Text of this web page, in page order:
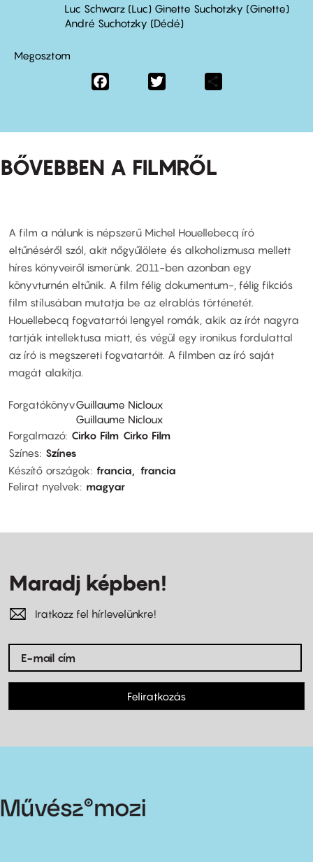
Luc Schwarz (Luc) Ginette Suchotzky (Ginette)
André Suchotzky (Dédé)
Megosztom
Facebook
BŐVEBBEN A FILMRŐL
A film a nálunk is népszerű Michel Houellebecq író
eltűnéséről szól, akit nőgyűlölete és alkoholizmusa mellett
híres könyveiről ismerünk. 2011-ben azonban egy
könyvturnén eltűnik. A film félig dokumentum-, félig fikciós
film stílusában mutatja be az elrablás történetét.
Houellebecq fogvatartói lengyel romák, akik az írót nagyra
tartják intellektusa miatt, és végül egy ironikus fordulattal
az író is megszereti fogvatartóit. A filmben az író saját
magát alakítja.
ForgatókönyvGuillaume Nicloux
Guillaume Nicloux
Forgalmazó Cirko Film Cirko Film
Színes Színes
Készítő országok francia
francia
Felirat nyelvek
magyar
Maradj képben!
Iratkozz fel hírlevelünkre!
Feliratkozás